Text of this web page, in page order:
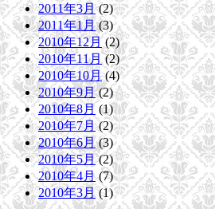
2011年3月(2)
2011年1月(3)
2010年12月 (2)
2010年11月(2)
2010年10月(4)
2010年9月(2)
2010年8月 (1)
2010年7月(2)
2010年6月(3)
2010年5月(2)
2010年4月(7)
2010年3月(1)